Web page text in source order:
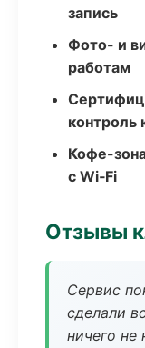
запись
Фото- и
работам
контроль
Кофе-
с Wi‑Fi
Отзывы
Сервис
сделали
ничего не